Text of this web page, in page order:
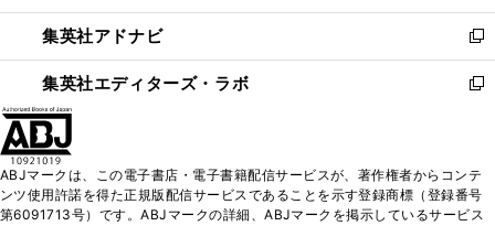
開
く
ウ
で
開
く
ン
ド
ウ
で
ウ
ィ
ン
ド
く
集英社アドナビ
新
し
い
ド
ウ
集英社エディターズ・ラボ
新
ィ
ン
ABJマークは、この電子書店・電子書籍配信サービスが、著作権者からコンテ
ンツ使用許諾を得た正規版配信サービスであることを示す登録商標（登録番号
第6091713号）です。ABJマークの詳細、ABJマークを掲示しているサービス